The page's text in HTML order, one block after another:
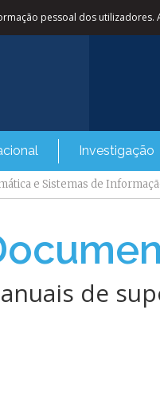
pessoal dos utilizadores.
Investigação
e Sistemas de
de